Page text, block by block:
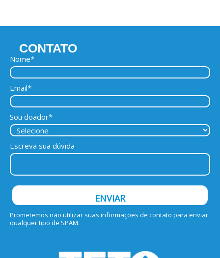
CONTATO
Nome*
Email*
Sou doador*
Escreva sua dúvida
ENVIAR
Prometemos não utilizar suas informações de contato para enviar
qualquer tipo de SPAM.